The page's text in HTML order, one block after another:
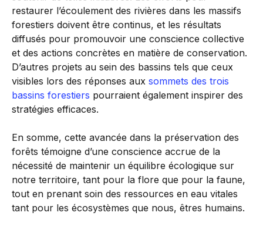
restaurer l’écoulement des rivières dans les massifs
forestiers doivent être continus, et les résultats
diffusés pour promouvoir une conscience collective
et des actions concrètes en matière de conservation.
D’autres projets au sein des bassins tels que ceux
visibles lors des réponses aux sommets des trois
bassins forestiers pourraient également inspirer des
stratégies efficaces.
En somme, cette avancée dans la préservation des
forêts témoigne d’une conscience accrue de la
nécessité de maintenir un équilibre écologique sur
notre territoire, tant pour la flore que pour la faune,
tout en prenant soin des ressources en eau vitales
tant pour les écosystèmes que nous, êtres humains.